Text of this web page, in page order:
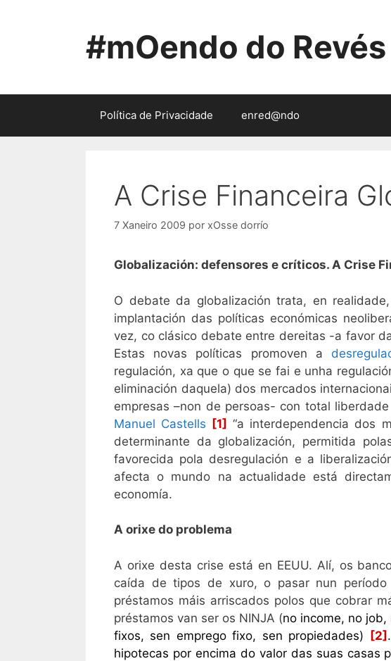
#mOendo do Revés
Política de Privacidade enred@ndo
A Crise Financeira
7 Xaneiro 2009 por xOsse dorrío
Globalización: defensores e críticos. A Crise
O debate da globalización trata, en
implantación das políticas económicas
vez, co clásico debate entre dereitas -a favor
Estas novas políticas promoven a
regulación, xa que o que se fai e unha
eliminación daquela) dos mercados
empresas –non de persoas- con total
Manuel Castells [1] “a interdependencia dos
determinante da globalización, permitida
favorecida pola desregulación e a
afecta o mundo na actualidade está
economía.
A orixe do problema
A orixe desta crise está en EEUU. Alí, os
caída de tipos de xuro, o pasar nun
préstamos máis arriscados polos que cobrar
préstamos van ser os NINJA (no income, no
fixos, sen emprego fixo, sen propiedades) [2]
hipotecas por encima do valor das suas casas